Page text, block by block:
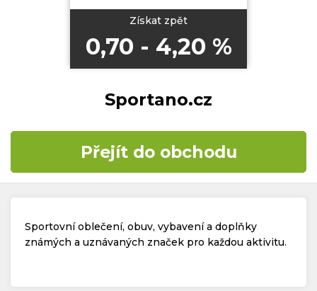
Jak to funguje
Časté dotazy
Kontakt
Získat zpět
0,70 - 4,20 %
Sportano.cz
Přejít do obchodu
Sportovní oblečení, obuv, vybavení a doplňky
známých a uznávaných značek pro každou aktivitu.